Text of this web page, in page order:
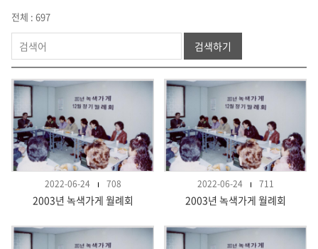
전체 : 697
검색하기
2022-06-24 708
2003년 녹색가게 월례회
2022-06-24 711
2003년 녹색가게 월례회